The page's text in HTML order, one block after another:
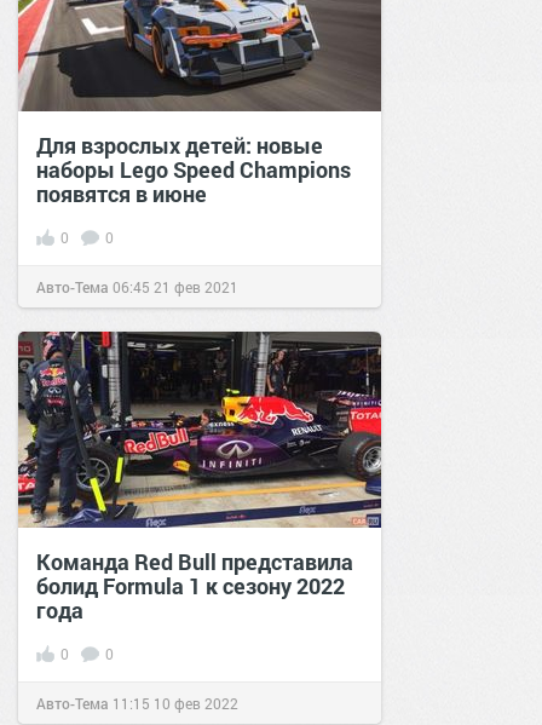
Для взрослых детей: новые
наборы Lego Speed Champions
появятся в июне
0 0
Авто-Тема 06:45 21 фев 2021
Команда Red Bull представила
болид Formula 1 к сезону 2022
года
0 0
Авто-Тема 11:15 10 фев 2022